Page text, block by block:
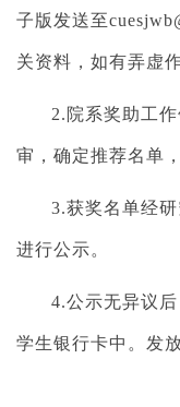
子版发送至
关资料，如有弄虚
2. 院系奖助工
审，确定推荐名单
3.获奖名单经
进行公示。
4.公示无异议
学生银行卡中。发